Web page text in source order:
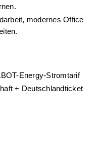
modernes Office
Energy-Stromtarif
+ Deutschlandticket